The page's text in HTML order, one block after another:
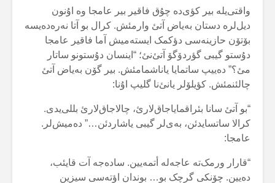
واقتی‌یلە بیر کؤی‌دە چۇق فاقیر بیر عامجا وە اۇنون
دیل‌لرە دستان بەیاض آتئ وارمئش. کرال بو آتا نەرەدەیسە
بۆتۆن حازینەسی دؤکمک ایستەمیش آما فاقیر عامجا
دۇستو گیبی گؤردۆگۆ آتئ‌نئ؛ “اینسان دۇستونو ساتار
مئ؟” دەییپ ساتمایا یاناشمامئش. بیر گۆن بەیاض آتئ
چالئنمئش. کؤیلۆلر یانئ‌نا گلیپ اۇنا:
“بو آتئ سانا بئراقمایاجاق‌لارئ، چالاجاق‌لارئ بللی‌یدی.
کرالا ساتسایدئن، بەی‌لر گیبی یاشاردئن…” دەمیش‌لر.
عامجا:
“قارار ورمک‌تە عاجەلە أتمەیین. سادەجە آت قایئب،
دەیین. چۆنکی گرچک بو… بوندان اؤتەسی سیزین